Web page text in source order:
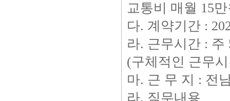
교통비 매월 15
다. 계약기간 :
라. 근무시간 : 주
(구체적인 근무
마. 근 무 지 : 전
라. 직무내용